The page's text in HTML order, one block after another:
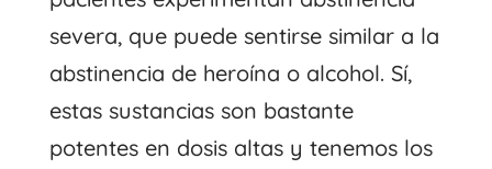
severa, que puede sentirse similar a la
abstinencia de heroína o alcohol. Sí,
estas sustancias son bastante
potentes en dosis altas y tenemos los